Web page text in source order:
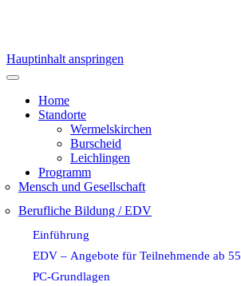
Hauptinhalt anspringen
Home
Standorte
Wermelskirchen
Burscheid
Leichlingen
Programm
Mensch und Gesellschaft
Berufliche Bildung / EDV
Einführung
EDV – Angebote für Teilnehmende ab 55
PC-Grundlagen